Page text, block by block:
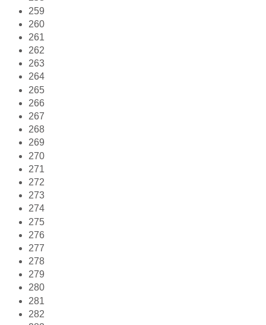
259
260
261
262
263
264
265
266
267
268
269
270
271
272
273
274
275
276
277
278
279
280
281
282